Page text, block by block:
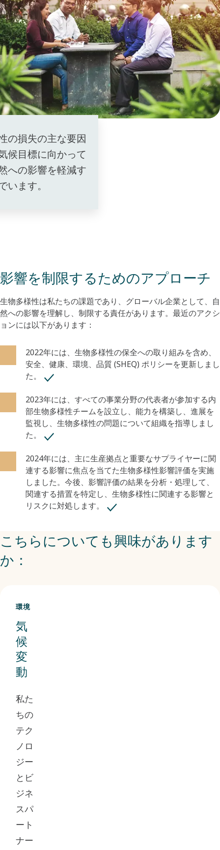
の損失の主な要因
候目標に向かって
への影響を軽減す
います。
影響を制限するためのアプローチ
生物多様性は私たちの課題であり、グローバル企業として、自
然への影響を理解し、制限する責任があります。最近のアクシ
ョンには以下があります：
2022年には、生物多様性の保全への取り組みを含め、
安全、健康、環境、品質 (SHEQ) ポリシーを更新しまし
た。
2023年には、すべての事業分野の代表者が参加する内
部生物多様性チームを設立し、能力を構築し、進展を
監視し、生物多様性の問題について組織を指導しまし
た。
2024年には、主に生産拠点と重要なサプライヤーに関
連する影響に焦点を当てた生物多様性影響評価を実施
しました。今後、影響評価の結果を分析・処理して、
関連する措置を特定し、生物多様性に関連する影響と
リスクに対処します。
こちらについても興味があります
か：
環境
気
候
変
動
私た
ちの
テク
ノロ
ジー
とビ
ジネ
スパ
ート
ナー